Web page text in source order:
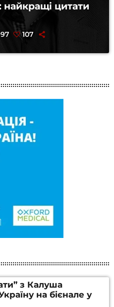
найкращі цитати
107
з Калуша
на бієнале у